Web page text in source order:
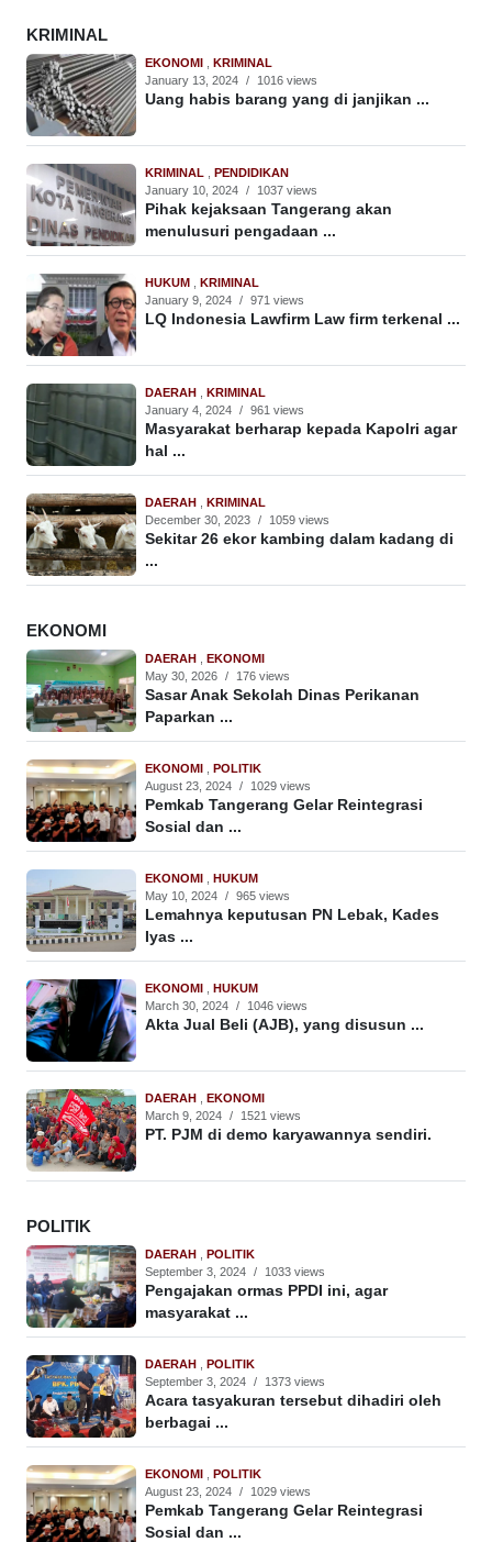
KRIMINAL
EKONOMI
KRIMINAL
January 13, 2024 / 1016 views
Uang habis barang yang di janjikan ...
KRIMINAL
PENDIDIKAN
January 10, 2024 / 1037 views
Pihak kejaksaan Tangerang akan
menulusuri pengadaan ...
HUKUM
KRIMINAL
January 9, 2024 / 971 views
LQ Indonesia Lawfirm Law firm terkenal ...
DAERAH
KRIMINAL
January 4, 2024 / 961 views
Masyarakat berharap kepada Kapolri agar
hal ...
DAERAH
KRIMINAL
December 30, 2023 / 1059 views
Sekitar 26 ekor kambing dalam kadang di
...
EKONOMI
DAERAH
EKONOMI
May 30, 2026 / 176 views
Sasar Anak Sekolah Dinas Perikanan
Paparkan ...
EKONOMI
POLITIK
August 23, 2024 / 1029 views
Pemkab Tangerang Gelar Reintegrasi
Sosial dan ...
EKONOMI
HUKUM
May 10, 2024 / 965 views
Lemahnya keputusan PN Lebak, Kades
Iyas ...
EKONOMI
HUKUM
March 30, 2024 / 1046 views
Akta Jual Beli (AJB), yang disusun ...
DAERAH
EKONOMI
March 9, 2024 / 1521 views
PT. PJM di demo karyawannya sendiri.
POLITIK
DAERAH
POLITIK
September 3, 2024 / 1033 views
Pengajakan ormas PPDI ini, agar
masyarakat ...
DAERAH
POLITIK
September 3, 2024 / 1373 views
Acara tasyakuran tersebut dihadiri oleh
berbagai ...
EKONOMI
POLITIK
August 23, 2024 / 1029 views
Pemkab Tangerang Gelar Reintegrasi
Sosial dan ...